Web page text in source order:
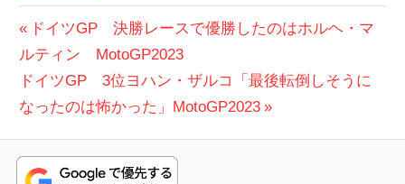
投
稿
ナ
ビ
ゲ
前
の
投
稿:
ドイツGP 決勝レースで優勝したのはホルヘ・マ
ルティン MotoGP2023
次
の
稿:
ドイツGP 3位ヨハン・ザルコ「最後転倒しそうに
なったのは怖かった」MotoGP2023